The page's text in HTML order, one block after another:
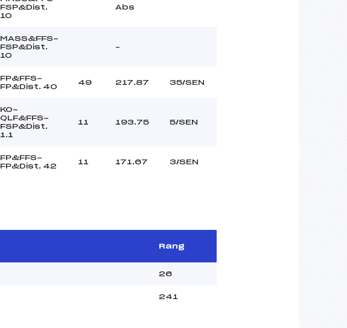
FSP&Dist.
10
Abs
MASS&FFS-
FSP&Dist.
10
–
FP&FFS-
FP&Dist. 40
49 217.87 35/SEN
KO-
QLF&FFS-
FSP&Dist.
1.1
11 193.75 5/SEN
FP&FFS-
FP&Dist. 42
11 171.67 3/SEN
Rang
26
241